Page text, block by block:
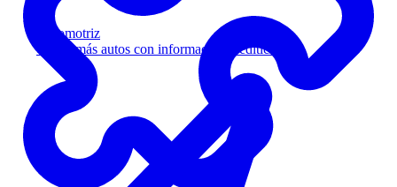
Automotriz
Venda más autos con información crediticia